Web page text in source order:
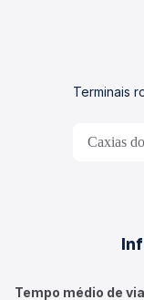
Terminais
Caxias
Tempo médio de